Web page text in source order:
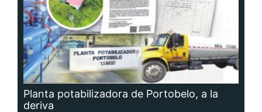
Planta potabilizadora de Portobelo, a la
deriva